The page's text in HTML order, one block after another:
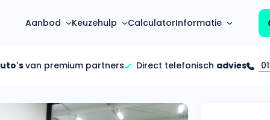
Aanbod
Mercedes-Benz
Keuzehulp
Hoeveel kan ik lenen?
CalculatorInformatie
Over ons
van premium partners Direct telefonisch advies